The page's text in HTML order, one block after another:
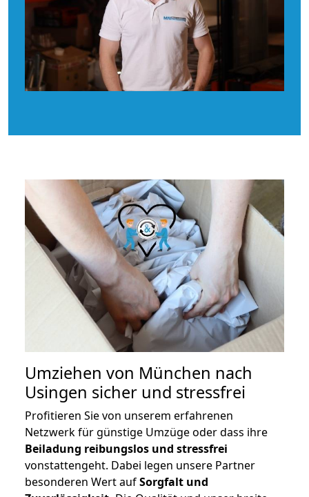
Umziehen von München nach
Usingen sicher und stressfrei
Profitieren Sie von unserem erfahrenen
Netzwerk für günstige Umzüge oder dass ihre
Beiladung reibungslos und stressfrei
vonstattengeht. Dabei legen unsere Partner
besonderen Wert aufSorgfalt und